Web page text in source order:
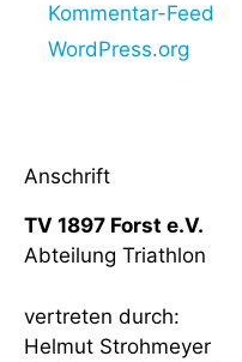
Kommentar-Feed
WordPress.org
Anschrift
TV 1897 Forst e.V.
Abteilung Triathlon
vertreten durch:
Helmut Strohmeyer